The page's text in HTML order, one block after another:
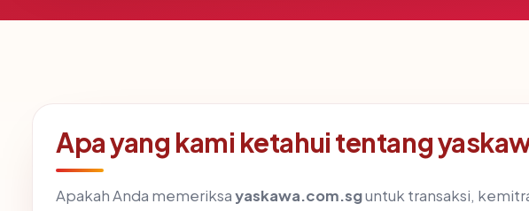
Apa yang kami ketahui tentang
Apakah Anda memeriksayaskawa.com.sguntuk transaksi,